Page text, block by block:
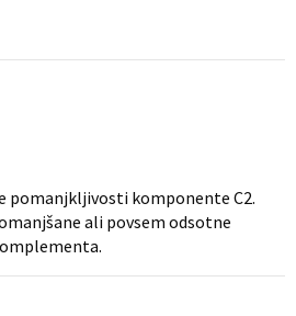
pomanjkljivosti komponente C2.
ali povsem odsotne